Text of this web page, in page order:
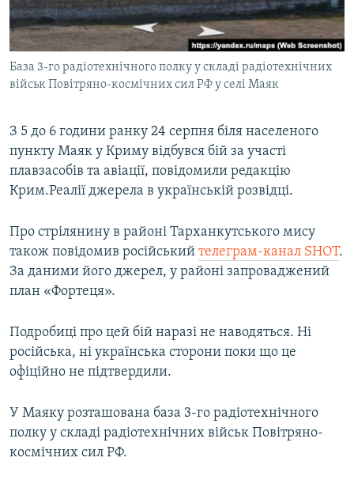
ВІДЕОУРОКИ «ELIFBE»
СВІДЧЕННЯ ОКУПАЦІЇ
УКРАЇНСЬКА ПРОБЛЕМА КРИМУ
Русский
Qırımtatar
Усі сайти RFE/RL
База 3-го радіотехнічного полку у складі радіотехнічних
військ Повітряно-космічних сил РФ у селі Маяк
З 5 до 6 години ранку 24 серпня біля населеного
пункту Маяк у Криму відбувся бій за участі
плавзасобів та авіації, повідомили редакцію
Крим.Реалії джерела в українській розвідці.
Про стрілянину в районі Тарханкутського мису
також повідомив російський телеграм-канал SHOT.
За даними його джерел, у районі запроваджений
план «Фортеця».
Подробиці про цей бій наразі не наводяться. Ні
російська, ні українська сторони поки що це
офіційно не підтвердили.
У Маяку розташована база 3-го радіотехнічного
полку у складі радіотехнічних військ Повітряно-
космічних сил РФ.